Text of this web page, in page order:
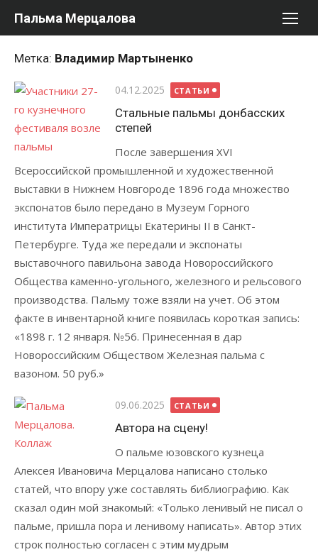
Пальма Мерцалова
Метка: Владимир Мартыненко
Опубликовано
04.12.2025 СТАТЬИ
Стальные пальмы донбасских
степей
После завершения XVI
Всероссийской промышленной и художественной
выставки в Нижнем Новгороде 1896 года множество
экспонатов было передано в Музеум Горного
института Императрицы Екатерины II в Санкт-
Петербурге. Туда же передали и экспонаты
выставочного павильона завода Новороссийского
Общества каменно-угольного, железного и рельсового
производства. Пальму тоже взяли на учет. Об этом
факте в инвентарной книге появилась короткая запись:
«1898 г. 12 января. №56. Принесенная в дар
Новороссийским Обществом Железная пальма с
вазоном. 50 руб.»
Опубликовано
09.06.2025 СТАТЬИ
Автора на сцену!
О пальме юзовского кузнеца
Алексея Ивановича Мерцалова написано столько
статей, что впору уже составлять библиографию. Как
сказал один мой знакомый: «Только ленивый не писал о
пальме, пришла пора и ленивому написать». Автор этих
строк полностью согласен с этим мудрым